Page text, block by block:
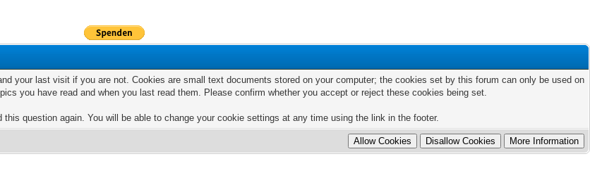
your last visit if you are not. Cookies are small text documents stored on your computer; the cookies set by this forum can only be used on
you have read and when you last read them. Please confirm whether you accept or reject these cookies being set.
question again. You will be able to change your cookie settings at any time using the link in the footer.